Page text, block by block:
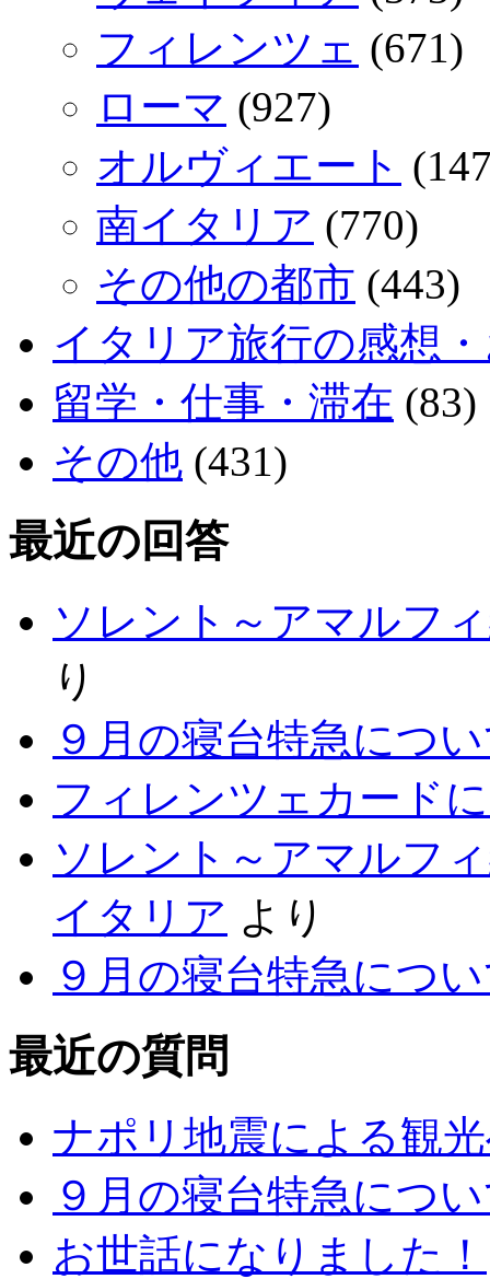
フィレンツェ (671)
ローマ (927)
オルヴィエート
南イタリア (770)
その他の都市 (443)
イタリア旅行の感想
留学・仕事・滞在 (83)
その他 (431)
最近の回答
ソレント～アマルフ
り
９月の寝台特急につ
フィレンツェカード
ソレント～アマルフ
イタリア より
９月の寝台特急につ
最近の質問
ナポリ地震による観
９月の寝台特急につ
お世話になりました！